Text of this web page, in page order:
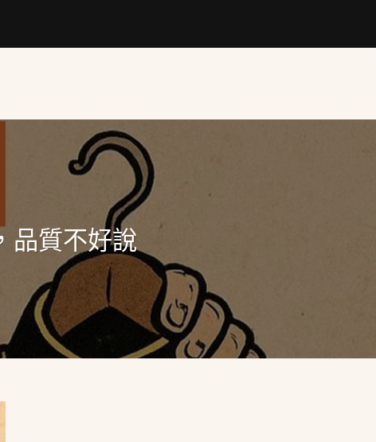
品質不好說